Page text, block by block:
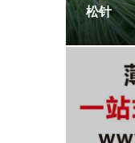
松针
薄荷